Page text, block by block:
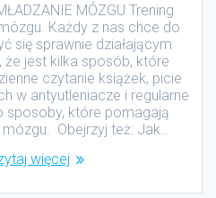
MÓZGU Trening
Każdy z nas chce do
się sprawnie działającym
że jest kilka sposób, które
czytanie książek, picie
w antyutleniacze i regularne
sposoby, które pomagają
Obejrzyj też: Jak…
więcej